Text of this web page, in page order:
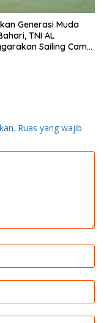
Generasi Muda
TNI AL
Sailing Camp
Ruas yang wajib